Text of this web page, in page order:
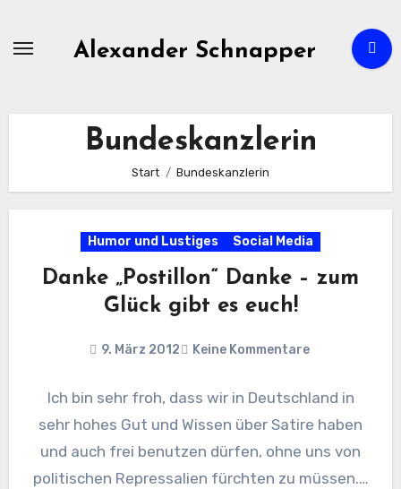
Alexander Schnapper
Bundeskanzlerin
Start Bundeskanzlerin
Humor und Lustiges Social Media
Danke „Postillon“ Danke – zum
Glück gibt es euch!
9. März 2012 Keine Kommentare
Ich bin sehr froh, dass wir in Deutschland in
sehr hohes Gut und Wissen über Satire haben
und auch frei benutzen dürfen, ohne uns von
politischen Repressalien fürchten zu müssen.…